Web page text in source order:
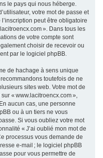
le pays qui nous héberge.
votre mot de passe et
peut être obligatoire
». Dans tous les
de votre compte sont
choisir de recevoir ou
par le logiciel phpBB.
de hachage à sens unique
toutefois de ne
sites web. Votre mot de
« www.lacitroencx.com »,
aucun cas, une personne
ou à un tiers ne vous
Si vous oubliez votre mot
« J’ai oublié mon mot de
processus vous demande de
e-mail ; le logiciel phpBB
pour vous permettre de